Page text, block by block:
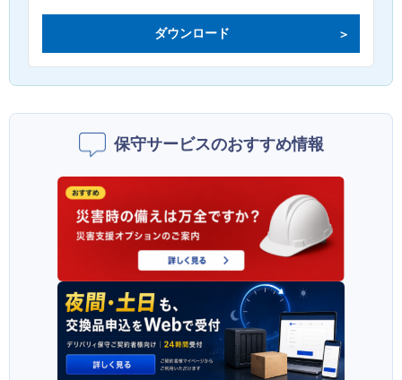
ダウンロード
保守サービスのおすすめ情報